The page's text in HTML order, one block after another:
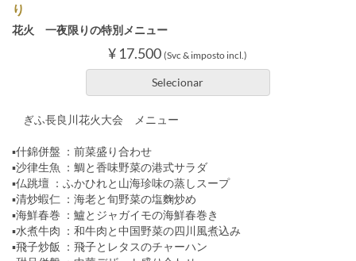
り
花火 一夜限りの特別メニュー
¥ 17.500 (Svc & imposto incl.)
Selecionar
ぎふ長良川花火大会 メニュー
▪什錦併盤 ：前菜盛り合わせ
▪沙律生魚 ：鯛と香味野菜の港式サラダ
▪仏跳壇 ：ふかひれと山海珍味の蒸しスープ
▪清炒蝦仁 ：海老と旬野菜の塩麴炒め
▪海鮮春巻 ：鱸とジャガイモの海鮮春巻き
▪水煮牛肉 ：和牛肉と中国野菜の四川風煮込み
▪飛子炒飯 ：飛子とレタスのチャーハン